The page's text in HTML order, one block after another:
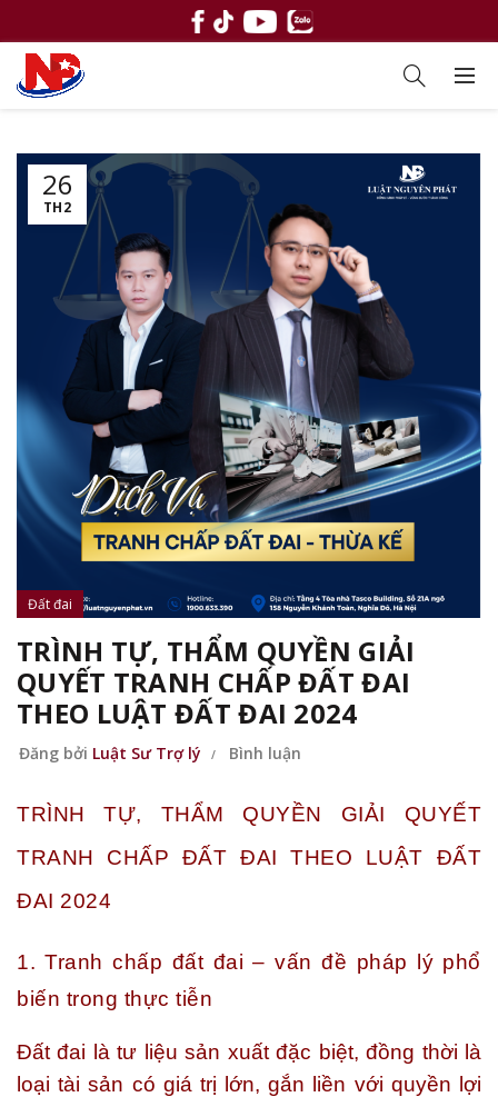
26
TH2
Đất đai
TRÌNH TỰ, THẨM QUYỀN GIẢI
QUYẾT TRANH CHẤP ĐẤT ĐAI
THEO LUẬT ĐẤT ĐAI 2024
Đăng bởi Luật Sư Trợ lý Bình luận
TRÌNH TỰ, THẨM QUYỀN GIẢI QUYẾT
TRANH CHẤP ĐẤT ĐAI THEO LUẬT ĐẤT
ĐAI 2024
1. Tranh chấp đất đai – vấn đề pháp lý phổ
biến trong thực tiễn
Đất đai là tư liệu sản xuất đặc biệt, đồng thời là
loại tài sản có giá trị lớn, gắn liền với quyền lợi